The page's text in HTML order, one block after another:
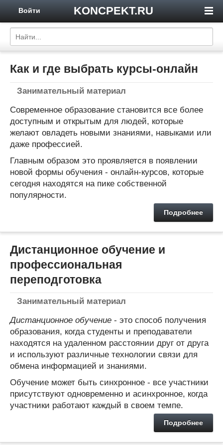
KONCPEKT.RU
Войти
Как и где выбрать курсы-онлайн
Занимательный материал
Современное образование становится все более
доступным и открытым для людей, которые
желают овладеть новыми знаниями, навыками или
даже профессией.
Главным образом это проявляется в появлении
новой формы обучения - онлайн-курсов, которые
сегодня находятся на пике собственной
популярности.
Подробнее
Дистанционное обучение и
профессиональная
переподготовка
Занимательный материал
Дистанционное обучение - это способ получения
образования, когда студенты и преподаватели
находятся на удаленном расстоянии друг от друга
и используют различные технологии связи для
обмена информацией и знаниями.
Обучение может быть синхронное - все участники
присутствуют одновременно и асинхронное, когда
участники работают каждый в своем темпе.
Подробнее